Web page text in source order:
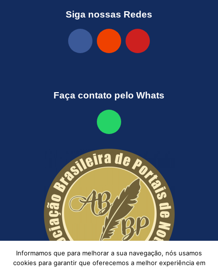
Siga nossas Redes
Faça contato pelo Whats
Informamos que para melhorar a sua navegação, nós usamos
cookies para garantir que oferecemos a melhor experiência em